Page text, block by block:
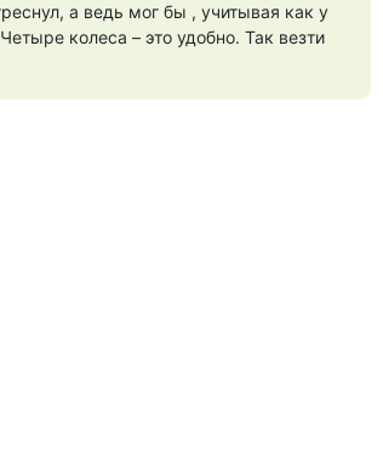
а ведь мог бы , учитывая как у
колеса – это удобно. Так везти